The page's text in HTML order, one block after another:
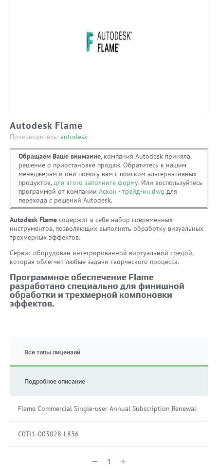
Autodesk Flame
Производитель: autodesk
Обращаем Ваше внимание, компания Autodesk приняла
решение о приостановке продаж. Обратитесь к нашим
менеджерам и они помогу вам с поиском альтернативных
продуктов,для этого заполните форму. Или воспользуйтесь
программой от компании Аскон - трейд-ин.dwg для
перехода с решений Autodesk.
Autodesk Flame содержит в себе набор современных
инструментов, позволяющих выполнять обработку визуальных
трехмерных эффектов.
Сервис оборудован интегрированной виртуальной средой,
которая облегчит любые задачи творческого процесса.
Программное обеспечение Flame
разработано специально для финишной
обработки и трехмерной компоновки
эффектов.
Все типы лицензий
Подробное описание
Flame Commercial Single-user Annual Subscription Renewal
C0TJ1-003028-L836